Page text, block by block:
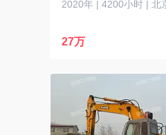
2020年 | 4200小时 | 北
27万